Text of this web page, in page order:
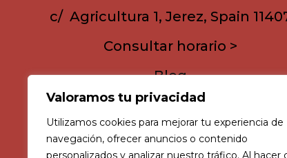
Valoramos tu privacidad
Utilizamos cookies para mejorar tu experiencia de
navegación, ofrecer anuncios o contenido
personalizados y analizar nuestro tráfico. Al hacer
c/ Agricultura 1, Jerez, Spain
Consultar horario >
Blog